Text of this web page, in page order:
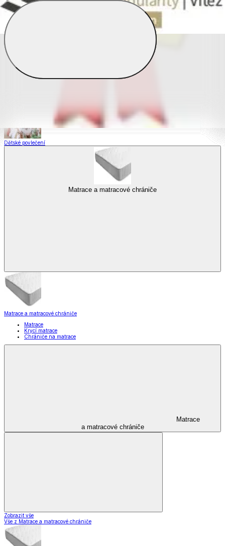
Saténové povlečení
Povlečení s fototiskem
Dětské povlečení
Matrace a matracové chrániče
Matrace a matracové chrániče
Matrace
Krycí matrace
Chrániče na matrace
Matrace
a matracové chrániče
Zobrazit vše
Vše z Matrace a matracové chrániče